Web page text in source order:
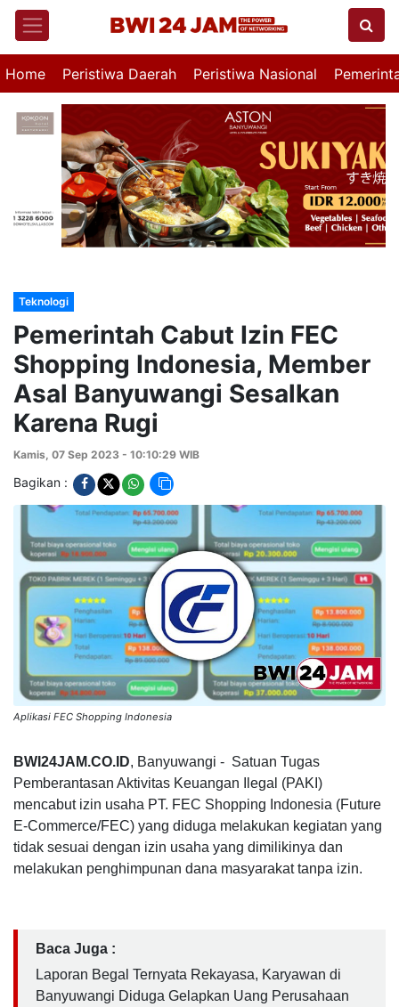
Home Peristiwa Daerah Peristiwa Nasional
Teknologi
Pemerintah Cabut Izin FEC
Shopping Indonesia, Member
Asal Banyuwangi Sesalkan
Karena Rugi
Kamis, 07 Sep 2023 - 10:10:29 WIB
Bagikan :
Aplikasi FEC Shopping Indonesia
BWI24JAM.CO.ID, Banyuwangi - Satuan Tugas
Pemberantasan Aktivitas Keuangan Ilegal (PAKI)
mencabut izin usaha PT. FEC Shopping Indonesia (Future
E-Commerce/FEC) yang diduga melakukan kegiatan yang
tidak sesuai dengan izin usaha yang dimilikinya dan
melakukan penghimpunan dana masyarakat tanpa izin.
Baca Juga :
Laporan Begal Ternyata Rekayasa, Karyawan di
Banyuwangi Diduga Gelapkan Uang Perusahaan